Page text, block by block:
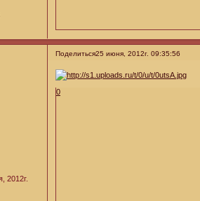
Поделиться25 июня, 2012г. 09:35:56
2012г.
0